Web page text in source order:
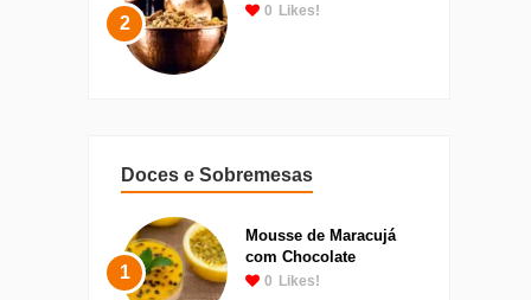
2
0 Likes!
Doces e Sobremesas
1
Mousse de Maracujá
com Chocolate
0 Likes!